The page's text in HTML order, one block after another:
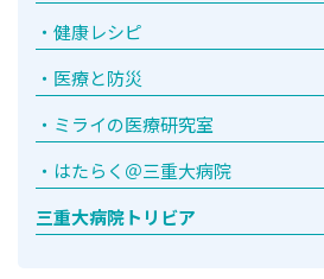
健康レシピ
医療と防災
ミライの医療研究室
はたらく＠三重大病院
三重大病院トリビア